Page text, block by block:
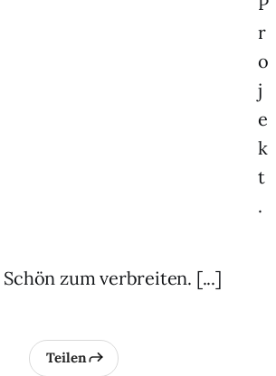
r
o
j
e
k
t
.
zum verbreiten. [...]
Teilen